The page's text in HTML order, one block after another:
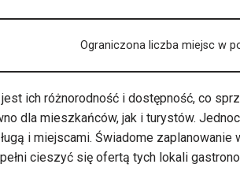
Ograniczona liczba miejsc w
ich różnorodność i dostępność, co
dla mieszkańców, jak i turystów.
i miejscami. Świadome zaplanowanie
cieszyć się ofertą tych lokali